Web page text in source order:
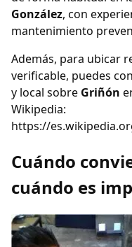
González, con
mantenimiento
Además, para ubicar
verificable, puedes
y local sobre Griñón
Wikipedia:
https://
Cuándo
cuándo es